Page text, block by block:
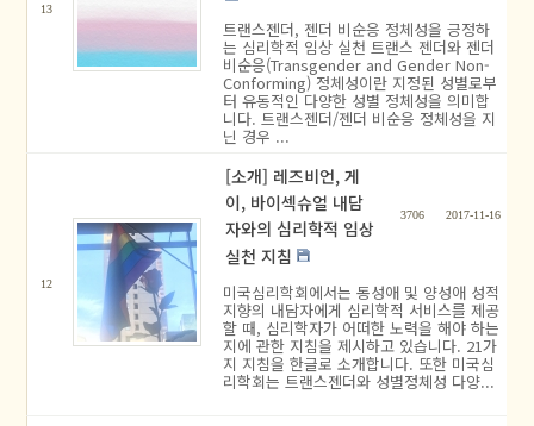
13
트랜스젠더, 젠더 비순응 정체성을 긍정하
는 심리학적 임상 실천 트랜스 젠더와 젠더
비순응(Transgender and Gender Non-
Conforming) 정체성이란 지정된 성별로부
터 유동적인 다양한 성별 정체성을 의미합
니다. 트랜스젠더/젠더 비순응 정체성을 지
닌 경우 ...
12
[소개] 레즈비언, 게
이, 바이섹슈얼 내담
자와의 심리학적 임상
실천 지침
3706 2017-11-16
미국심리학회에서는 동성애 및 양성애 성적
지향의 내담자에게 심리학적 서비스를 제공
할 때, 심리학자가 어떠한 노력을 해야 하는
지에 관한 지침을 제시하고 있습니다. 21가
지 지침을 한글로 소개합니다. 또한 미국심
리학회는 트랜스젠더와 성별정체성 다양...